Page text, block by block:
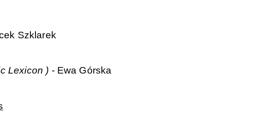
Szklarek
Lexicon ) - Ewa Górska